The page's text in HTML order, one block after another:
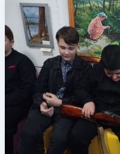
освіти
щодо
виїзду
з
України
учнів
старших
класів